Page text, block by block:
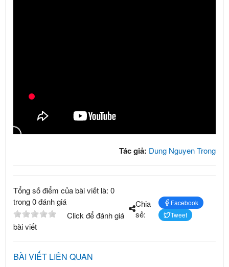
Tác giả: Dung Nguyen Trong
Tổng số điểm của bài viết là: 0
trong 0 đánh giá
Click để đánh giá
bài viết
Chia
sẻ:
Facebook
Tweet
BÀI VIẾT LIÊN QUAN